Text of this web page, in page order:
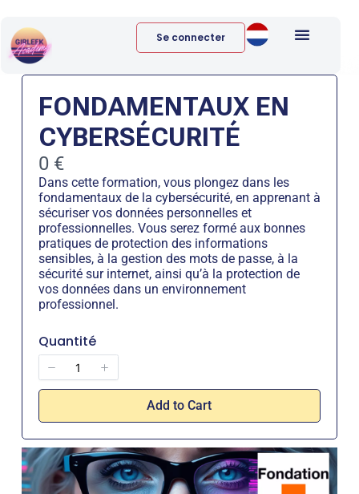
Se connecter
FONDAMENTAUX EN
CYBERSÉCURITÉ
Now
0 €
Dans cette formation, vous plongez dans les
fondamentaux de la cybersécurité, en apprenant à
sécuriser vos données personnelles et
professionnelles. Vous serez formé aux bonnes
pratiques de protection des informations
sensibles, à la gestion des mots de passe, à la
sécurité sur internet, ainsi qu’à la protection de
vos données dans un environnement
professionnel.
Quantité
Add to Cart